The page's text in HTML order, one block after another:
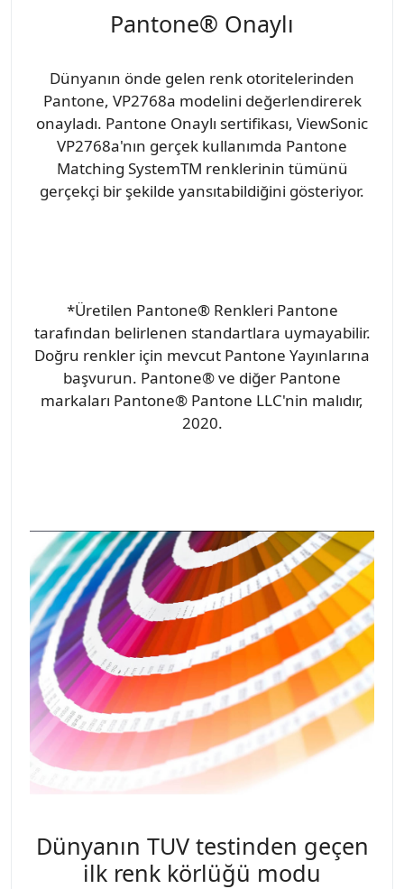
Pantone® Onaylı
Dünyanın önde gelen renk otoritelerinden
Pantone, VP2768a modelini değerlendirerek
onayladı. Pantone Onaylı sertifikası, ViewSonic
VP2768a'nın gerçek kullanımda Pantone
Matching SystemTM renklerinin tümünü
gerçekçi bir şekilde yansıtabildiğini gösteriyor.
*Üretilen Pantone® Renkleri Pantone
tarafından belirlenen standartlara uymayabilir.
Doğru renkler için mevcut Pantone Yayınlarına
başvurun. Pantone® ve diğer Pantone
markaları Pantone® Pantone LLC'nin malıdır,
2020.
Dünyanın TUV testinden geçen
ilk renk körlüğü modu